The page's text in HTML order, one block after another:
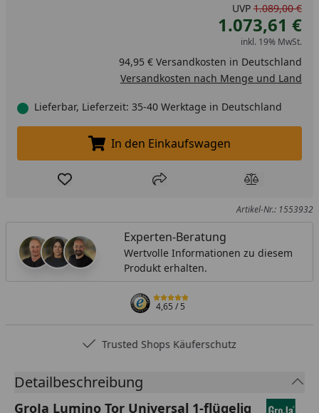
UVP 1.089,00 €
1.073,61 €
inkl. 19% MwSt.
94,95 € Versandkosten in Deutschland
Versandkosten nach Menge und Land
Lieferbar, Lieferzeit: 35-40 Werktage in Deutschland
In den Einkaufswagen legen
In den Einkaufswagen
Produkt zur Wunschliste hinzufügen
Teilen Produkt
Artikel-Nr.: 1553932
Experten-Beratung
Wertvolle Informationen zu diesem
Produkt erhalten.
4,65/ 5
Trusted Shops Käuferschutz
Detailbeschreibung
GroJa Lumino Tor Universal 1-flügelig